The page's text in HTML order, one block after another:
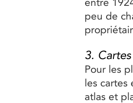
peu de
3.
Pour les
les cartes
atlas et